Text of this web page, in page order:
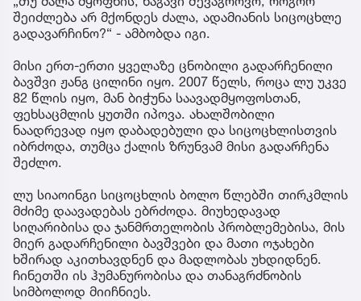
შეიძლება არ მქონდეს ძალა, ადამიანის სიცოცხლე
გადავარჩინო?“ - ამბობდა იგი.
მისი ერთ-ერთი ყველაზე ცნობილი გადარჩენილი
ბავშვი ჟანგ ცილინი იყო. 2007 წელს, როცა ლუ უკვე
82 წლის იყო, მან ბიჭუნა საავადმყოფოსთან,
ფეხსაცმლის ყუთში იპოვა. ახალშობილი
ნაადრევად იყო დაბადებული და სიცოცხლისთვის
იბრძოდა, თუმცა ქალის ზრუნვამ მისი გადარჩენა
შეძლო.
ლუ სიაოინგი სიცოცხლის ბოლო წლებში თირკმლის
მძიმე დაავადებას ებრძოდა. მიუხედავად
სიღარიბისა და ჯანმრთელობის პრობლემებისა, მის
მიერ გადარჩენილი ბავშვები და მათი ოჯახები
ხშირად აკითხავდნენ და მადლობას უხდიდნენ.
ჩინეთში ის ჰუმანურობისა და თანაგრძნობის
სიმბოლოდ მიიჩნიეს.